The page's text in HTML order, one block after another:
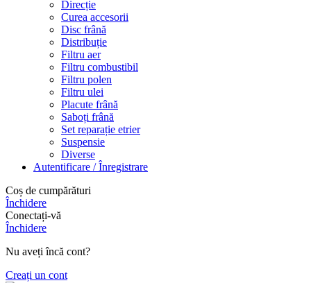
Direcție
Curea accesorii
Disc frână
Distribuție
Filtru aer
Filtru combustibil
Filtru polen
Filtru ulei
Placute frână
Saboți frână
Set reparație etrier
Suspensie
Diverse
Autentificare / Înregistrare
Coș de cumpărături
Închidere
Conectați-vă
Închidere
Nu aveți încă cont?
Creați un cont